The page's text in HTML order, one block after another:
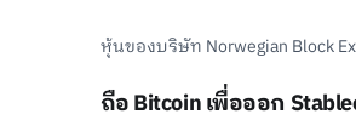
หุ้นของบริษัท Norwegian Block
ถือ Bitcoin เพื่อออก